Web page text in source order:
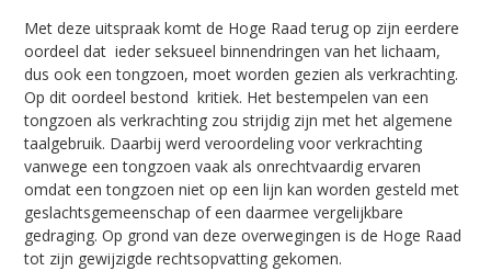
Met deze uitspraak komt de Hoge Raad terug op zijn eerdere
oordeel dat ieder seksueel binnendringen van het lichaam,
dus ook een tongzoen, moet worden gezien als verkrachting.
Op dit oordeel bestond kritiek. Het bestempelen van een
tongzoen als verkrachting zou strijdig zijn met het algemene
taalgebruik. Daarbij werd veroordeling voor verkrachting
vanwege een tongzoen vaak als onrechtvaardig ervaren
omdat een tongzoen niet op een lijn kan worden gesteld met
geslachtsgemeenschap of een daarmee vergelijkbare
gedraging. Op grond van deze overwegingen is de Hoge Raad
tot zijn gewijzigde rechtsopvatting gekomen.